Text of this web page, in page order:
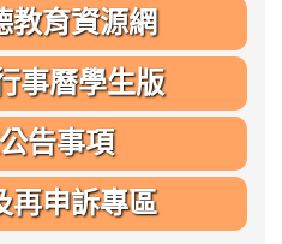
教育資源網
事曆學生版
告事項
再申訴專區